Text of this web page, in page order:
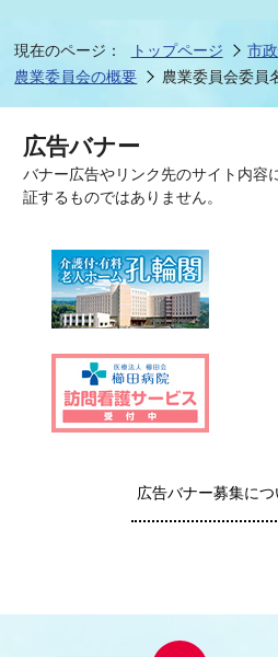
現在のページ： トップページ 市
農業委員会の概要
農業委員会委員
広告バナー
バナー広告やリンク先のサイト内容
証するものではありません。
広告バナー募集につ